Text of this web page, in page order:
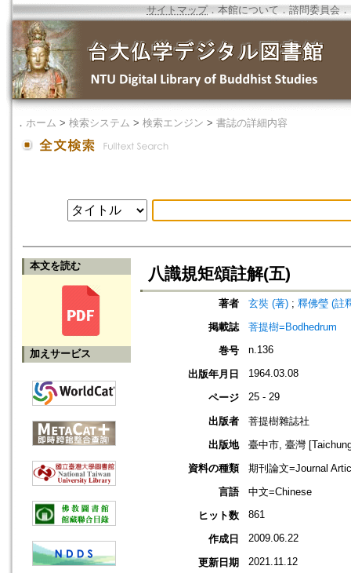
サイトマップ．本館について ． 諮問委員会 ．
． ホーム > 検索システム > 検索エンジン > 書誌の詳細内容
本文を読む
加えサービス
八識規矩頌註解(五)
著者 玄奘 (著) ; 釋佛瑩 (註
掲載誌
菩提樹=Bodhedrum
巻号
n.136
出版年月日 1964.03.08
ページ 25 - 29
出版者
菩提樹雜誌社
出版地
臺中市, 臺灣
資料の種類
期刊論文=Journal
言語
中文=Chinese
ヒット数
861
作成日 2009.06.22
更新日期 2021.11.12